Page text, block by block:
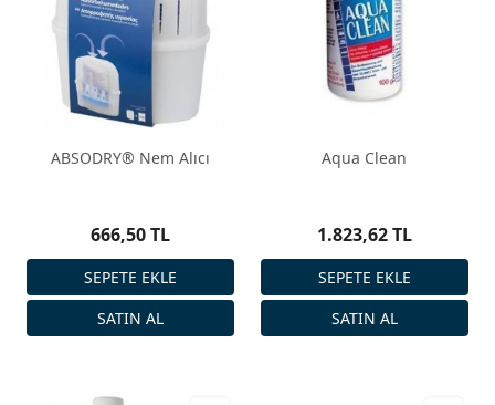
ABSODRY® Nem Alıcı
666,50 TL
Aqua Clean
1.823,62 TL